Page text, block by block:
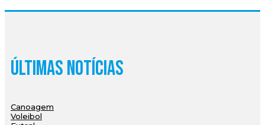
Últimas Notícias
Canoagem
Voleibol